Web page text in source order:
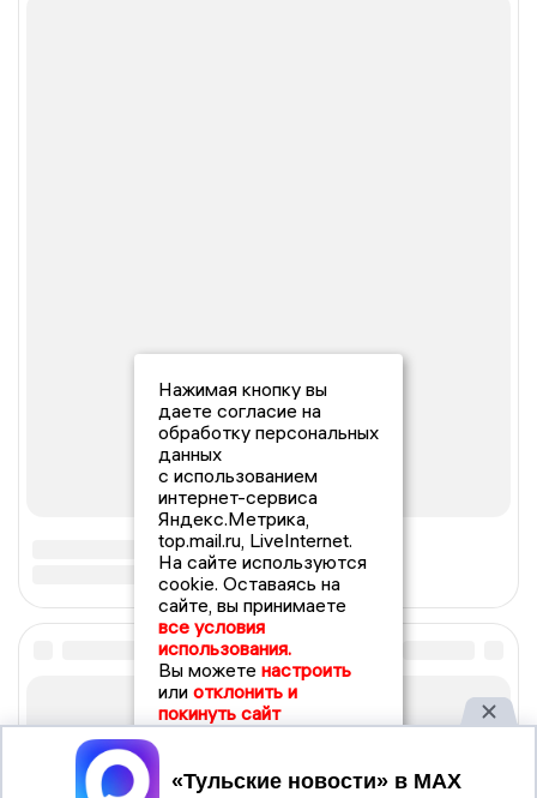
Нажимая кнопку вы
даете согласие на
обработку персональных
данных
с использованием
интернет-сервиса
Яндекс.Метрика,
top.mail.ru, LiveInternet.
На сайте используются
cookie. Оставаясь на
сайте, вы принимаете
все условия
использования.
Вы можете настроить
или отклонить и
покинуть сайт
Принять